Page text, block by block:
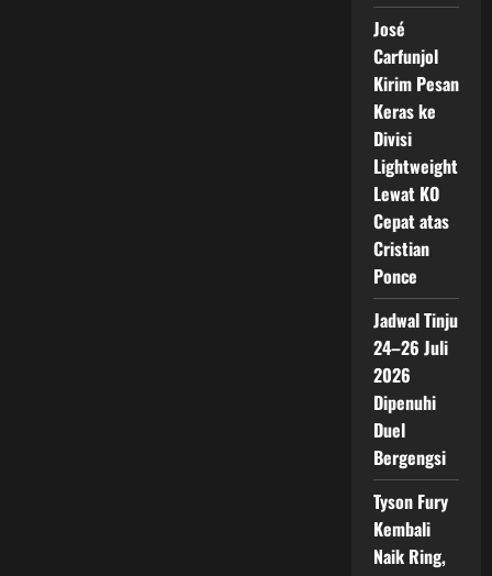
José
Carfunjol
Kirim Pesan
Keras ke
Divisi
Lightweight
Lewat KO
Cepat atas
Cristian
Ponce
Jadwal Tinju
24–26 Juli
2026
Dipenuhi
Duel
Bergengsi
Tyson Fury
Kembali
Naik Ring,